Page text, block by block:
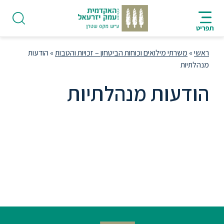
לתוכן
מרכזי
העמוד
תפריט
HE
ראשי» משרתי מילואים וכוחות הביטחון – זכויות והטבות» הודעות
מנהלתיות
הודעות מנהלתיות